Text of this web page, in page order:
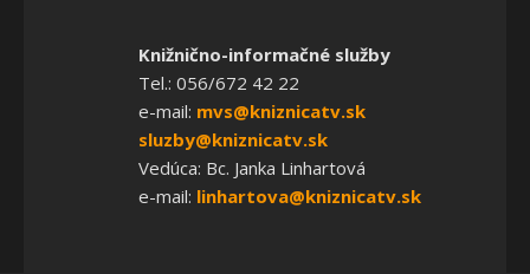
Knižnično-informačné služby
Tel.: 056/672 42 22
e-mail: mvs@kniznicatv.sk
sluzby@kniznicatv.sk
Vedúca: Bc. Janka Linhartová
e-mail: linhartova@kniznicatv.sk